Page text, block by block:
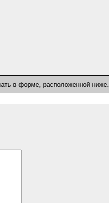
в форме, расположенной ниже.